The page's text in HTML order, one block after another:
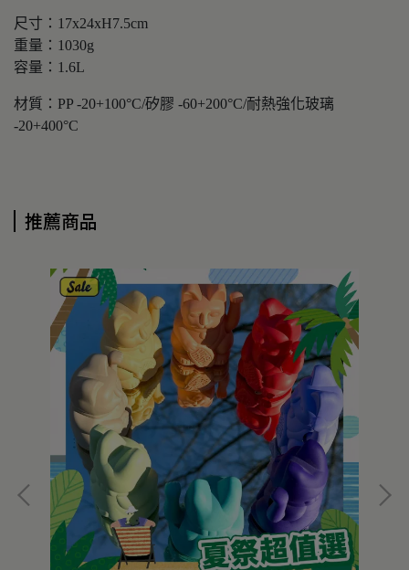
尺寸：17x24xH7.5cm
重量：1030g
容量：1.6L
材質：PP -20+100°C/矽膠 -60+200°C/耐熱強化玻璃
-20+400°C
推薦商品